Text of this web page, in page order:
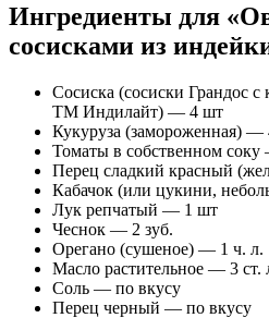
Ингредиенты для
сосисками из
Сосиска (сосиски Грандос
ТМ Индилайт) — 4 шт
Кукуруза (замороженная) —
Томаты в собственном
Перец сладкий красный
Кабачок (или цукини,
Лук репчатый — 1 шт
Чеснок — 2 зуб.
Орегано (сушеное) — 1 ч. л.
Масло растительное — 3 ст.
Соль — по вкусу
Перец черный — по вкусу